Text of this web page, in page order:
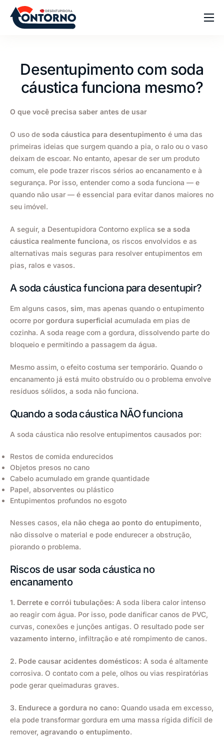
Serviços
Dúvidas
Contato
Desentupimento com soda
cáustica funciona mesmo?
O que você precisa saber antes de usar
O uso de soda cáustica para desentupimento é uma das
primeiras ideias que surgem quando a pia, o ralo ou o vaso
deixam de escoar. No entanto, apesar de ser um produto
comum, ele pode trazer riscos sérios ao encanamento e à
segurança. Por isso, entender como a soda funciona — e
quando não usar — é essencial para evitar danos maiores no
seu imóvel.
A seguir, a Desentupidora Contorno explica se a soda
cáustica realmente funciona, os riscos envolvidos e as
alternativas mais seguras para resolver entupimentos em
pias, ralos e vasos.
A soda cáustica funciona para desentupir?
Em alguns casos, sim, mas apenas quando o entupimento
ocorre por gordura superficial acumulada em pias de
cozinha. A soda reage com a gordura, dissolvendo parte do
bloqueio e permitindo a passagem da água.
Mesmo assim, o efeito costuma ser temporário. Quando o
encanamento já está muito obstruído ou o problema envolve
resíduos sólidos, a soda não funciona.
Quando a soda cáustica NÃO funciona
A soda cáustica não resolve entupimentos causados por:
Restos de comida endurecidos
Objetos presos no cano
Cabelo acumulado em grande quantidade
Papel, absorventes ou plástico
Entupimentos profundos no esgoto
Nesses casos, ela não chega ao ponto do entupimento,
não dissolve o material e pode endurecer a obstrução,
piorando o problema.
Riscos de usar soda cáustica no
encanamento
1. Derrete e corrói tubulações: A soda libera calor intenso
ao reagir com água. Por isso, pode danificar canos de PVC,
curvas, conexões e junções antigas. O resultado pode ser
vazamento interno, infiltração e até rompimento de canos.
2. Pode causar acidentes domésticos: A soda é altamente
corrosiva. O contato com a pele, olhos ou vias respiratórias
pode gerar queimaduras graves.
3. Endurece a gordura no cano: Quando usada em excesso,
ela pode transformar gordura em uma massa rígida difícil de
remover, agravando o entupimento.